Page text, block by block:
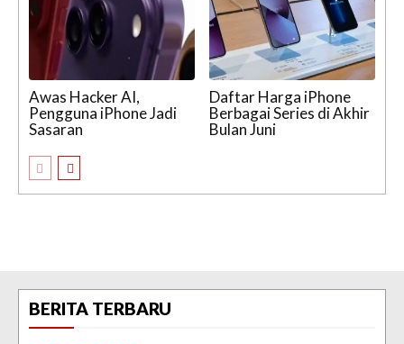
Awas Hacker AI,
Pengguna iPhone Jadi
Sasaran
Daftar Harga iPhone
Berbagai Series di Akhir
Bulan Juni
BERITA TERBARU